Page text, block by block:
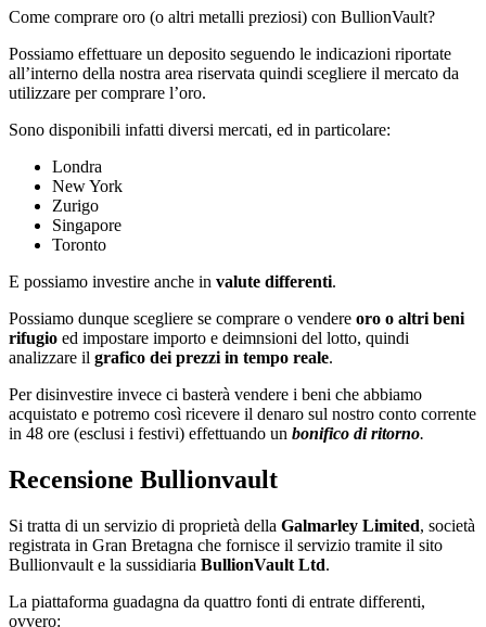
Come comprare oro (o altri metalli preziosi) con BullionVault?
Possiamo effettuare un deposito seguendo le indicazioni riportate
all’interno della nostra area riservata quindi scegliere il mercato da
utilizzare per comprare l’oro.
Sono disponibili infatti diversi mercati, ed in particolare:
Londra
New York
Zurigo
Singapore
Toronto
E possiamo investire anche in valute differenti.
Possiamo dunque scegliere se comprare o vendere oro o altri beni
rifugio ed impostare importo e deimnsioni del lotto, quindi
analizzare il grafico dei prezzi in tempo reale.
Per disinvestire invece ci basterà vendere i beni che abbiamo
acquistato e potremo così ricevere il denaro sul nostro conto corrente
in 48 ore (esclusi i festivi) effettuando un bonifico di ritorno.
Recensione Bullionvault
Si tratta di un servizio di proprietà della Galmarley Limited, società
registrata in Gran Bretagna che fornisce il servizio tramite il sito
Bullionvault e la sussidiaria BullionVault Ltd.
La piattaforma guadagna da quattro fonti di entrate differenti,
ovvero: